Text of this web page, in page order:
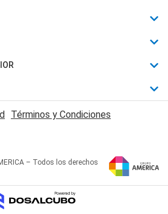
Términos y Condiciones
– Todos los derechos